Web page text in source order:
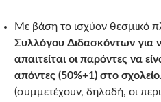
Με βάση το ισχύον θεσμικό
Συλλόγου Διδασκόντων για
απαιτείται οι παρόντες να
απόντες (50%+1) στο σχολείο.
(συμμετέχουν, δηλαδή, οι